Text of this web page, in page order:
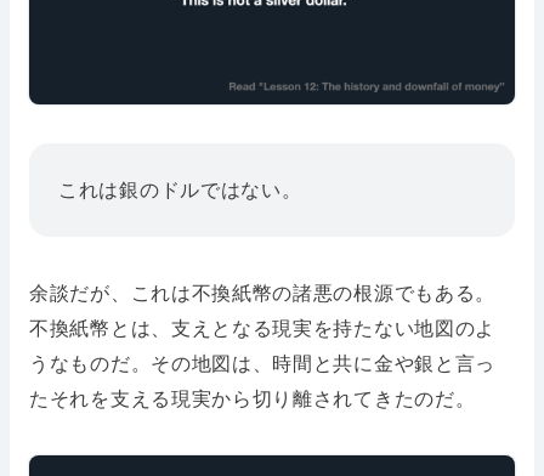
これは銀のドルではない。
余談だが、これは不換紙幣の諸悪の根源でもある。
不換紙幣とは、支えとなる現実を持たない地図のよ
うなものだ。その地図は、時間と共に金や銀と言っ
たそれを支える現実から切り離されてきたのだ。